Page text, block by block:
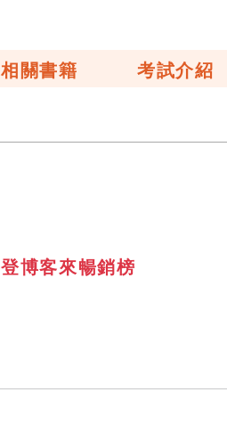
相關書籍 考試介紹
博客來暢銷榜